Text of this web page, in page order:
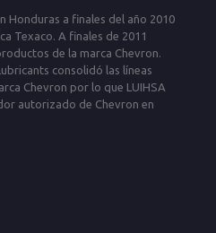
Honduras a finales del año 2010
Texaco. A finales de 2011
de la marca Chevron.
consolidó las líneas
Chevron por lo que LUIHSA
autorizado de Chevron en